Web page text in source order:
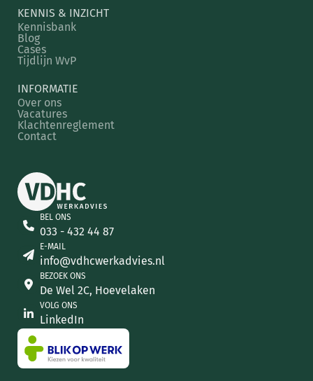
KENNIS & INZICHT
Kennisbank
Blog
Cases
Tijdlijn WvP
INFORMATIE
Over ons
Vacatures
Klachtenreglement
Contact
BEL ONS
033 - 432 44 87
E-MAIL
info@vdhcwerkadvies.nl
BEZOEK ONS
De Wel 2C, Hoevelaken
VOLG ONS
LinkedIn